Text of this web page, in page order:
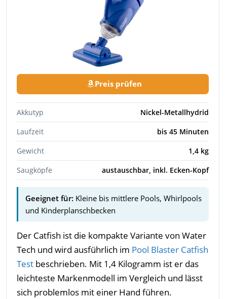
Preis prüfen
Akkutyp
Nickel-Metallhydrid
Laufzeit
bis 45 Minuten
Gewicht
1,4 kg
Saugköpfe
austauschbar, inkl. Ecken-Kopf
Geeignet für: Kleine bis mittlere Pools, Whirlpools
und Kinderplanschbecken
Der Catfish ist die kompakte Variante von Water
Tech und wird ausführlich im Pool Blaster Catfish
Test beschrieben. Mit 1,4 Kilogramm ist er das
leichteste Markenmodell im Vergleich und lässt
sich problemlos mit einer Hand führen.